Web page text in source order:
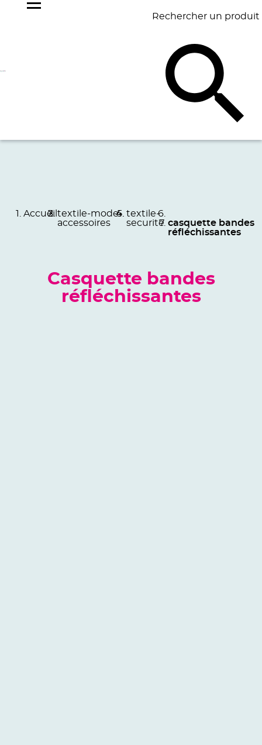
Rechercher un produit
BAGAGERIE BUREAU
Accueil textile-mode-
accessoires
textile-
securite casquette bandes
réfléchissantes
Casquette bandes
réfléchissantes